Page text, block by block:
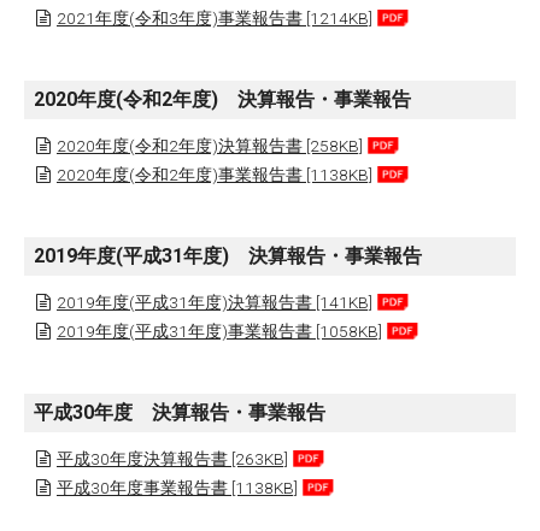
2021年度(令和3年度)事業報告書 [1214KB]
2020年度(令和2年度) 決算報告・事業報告
2020年度(令和2年度)決算報告書 [258KB]
2020年度(令和2年度)事業報告書 [1138KB]
2019年度(平成31年度) 決算報告・事業報告
2019年度(平成31年度)決算報告書 [141KB]
2019年度(平成31年度)事業報告書 [1058KB]
平成30年度 決算報告・事業報告
平成30年度決算報告書 [263KB]
平成30年度事業報告書 [1138KB]